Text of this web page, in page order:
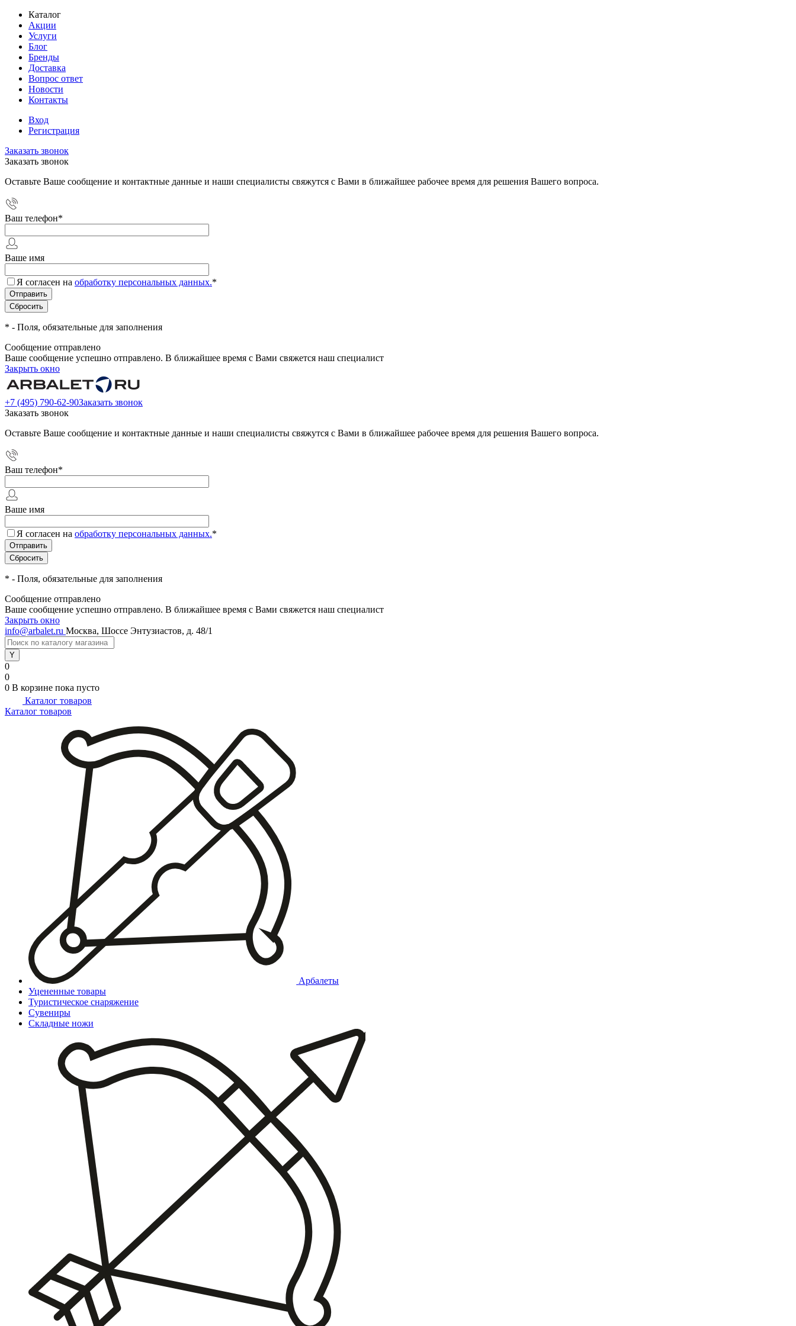
Каталог
Акции
Услуги
Блог
Бренды
Доставка
Вопрос ответ
Новости
Контакты
Вход
Регистрация
Заказать звонок
Заказать звонок
Оставьте Ваше сообщение и контактные данные и наши специалисты свяжутся с Вами в ближайшее рабочее время для решения Вашего вопроса.
Ваш телефон*
Ваше имя
Я согласен на обработку персональных данных.*
* - Поля, обязательные для заполнения
Сообщение отправлено
Ваше сообщение успешно отправлено. В ближайшее время с Вами свяжется наш специалист
Закрыть окно
+7 (495) 790-62-90Заказать звонок
Заказать звонок
Оставьте Ваше сообщение и контактные данные и наши специалисты свяжутся с Вами в ближайшее рабочее время для решения Вашего вопроса.
Ваш телефон*
Ваше имя
Я согласен на обработку персональных данных.*
* - Поля, обязательные для заполнения
Сообщение отправлено
Ваше сообщение успешно отправлено. В ближайшее время с Вами свяжется наш специалист
Закрыть окно
info@arbalet.ru Москва, Шоссе Энтузиастов, д. 48/1
0
0
0 В корзине пока пусто
Каталог товаров
Каталог товаров
Арбалеты
Уцененные товары
Туристическое снаряжение
Сувениры
Складные ножи